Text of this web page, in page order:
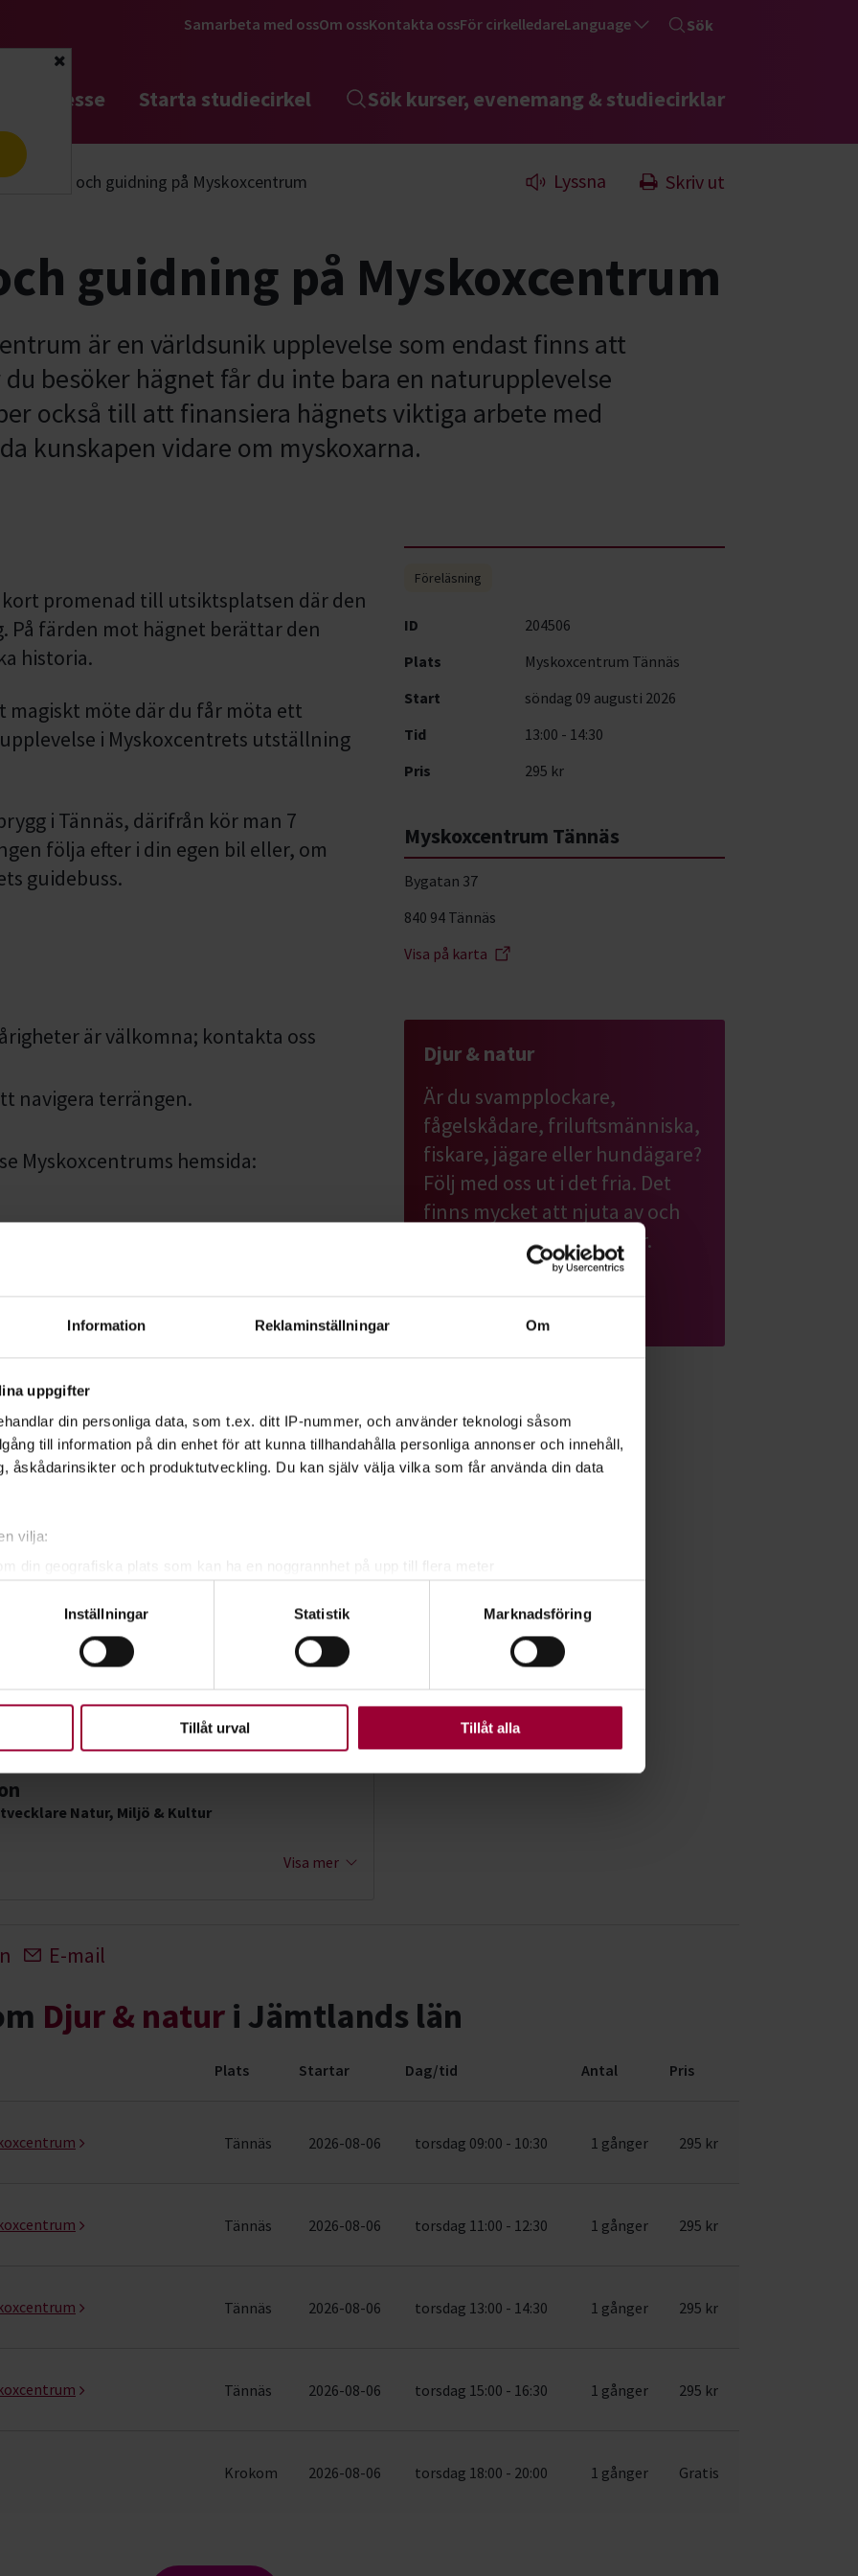
Information Reklaminställningar Om
uppgifter
din personliga data, som t.ex. ditt IP-nummer, och använder teknologi såsom
till information på din enhet för att kunna tillhandahålla personliga annonser och innehåll,
åskådarinsikter och produktutveckling. Du kan själv välja vilka som får använda din data
vilja:
din geografiska plats som kan ha en noggrannhet på upp till flera meter
uppgifter behandlas och ställ in dina preferenser i
detaljsektionen . Du kan ändra
när som helst från cookie-förklaringen.
som möjligt använder vi kakor (cookies) på vår webbplats. Vissa kakor är
Inställningar Statistik Marknadsföring
Tillåt urval Tillåt alla
Stäng
Samarbeta med ossOm ossKontakta ossFör cirkelledareLanguage Sök
intresse Starta studiecirkel Sök kurser, evenemang & studiecirklar
och guidning på Myskoxcentrum Lyssna Skriv ut
guidning på Myskoxcentrum
är en världsunik upplevelse som endast finns att
besöker hägnet får du inte bara en naturupplevelse
också till att finansiera hägnets viktiga arbete med
kunskapen vidare om myskoxarna.
promenad till utsiktsplatsen där den
På färden mot hägnet berättar den
historia.
magiskt möte där du får möta ett
i Myskoxcentrets utställning
i Tännäs, därifrån kör man 7
följa efter i din egen bil eller, om
guidebuss.
är välkomna; kontakta oss
navigera terrängen.
Myskoxcentrums hemsida:
att mejla dem på
det vanliga!
Natur, Miljö & Kultur
Visa mer
Föreläsning
ID
204506
Plats
Myskoxcentrum Tännäs
Start
söndag 09 augusti 2026
Tid
13:00 - 14:30
Pris
295 kr
Myskoxcentrum Tännäs
Bygatan 37
840 94 Tännäs
Visa på karta
Djur & natur
Är du svampplockare,
fågelskådare, friluftsmänniska,
fiskare, jägare eller hundägare?
Följ med oss ut i det fria. Det
finns mycket att njuta av och
lära sig om djur och natur.
Läs mer om ämnet
E-mail
Djur & natur i Jämtlands län
Plats Startar Dag/tid Antal Pris
Tännäs 2026-08-06 torsdag 09:00 - 10:30 1 gånger 295 kr
Tännäs 2026-08-06 torsdag 11:00 - 12:30 1 gånger 295 kr
Tännäs 2026-08-06 torsdag 13:00 - 14:30 1 gånger 295 kr
Tännäs 2026-08-06 torsdag 15:00 - 16:30 1 gånger 295 kr
Krokom 2026-08-06 torsdag 18:00 - 20:00 1 gånger Gratis